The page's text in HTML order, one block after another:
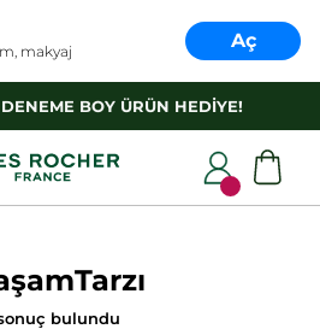
makyaj Aç
DENEME BOY ÜRÜN HEDİYE!
bulundu